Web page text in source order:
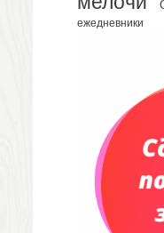
ежедневники